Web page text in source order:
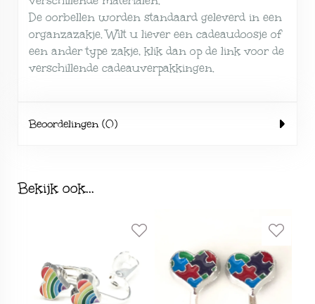
De oorbellen worden standaard geleverd in een
organzazakje. Wilt u liever een cadeaudoosje of
een ander type zakje, klik dan op de link voor de
verschillende cadeauverpakkingen.
Beoordelingen (0)
Bekijk ook...